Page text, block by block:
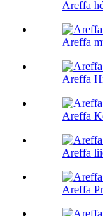
Areffa
Areffa
Areffa
Areffa
Areffa
Areffa